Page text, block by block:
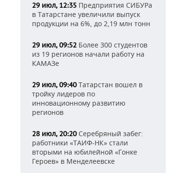
29 июл, 12:35 Предприятия СИБУРа
в Татарстане увеличили выпуск
продукции на 6%, до 2,19 млн тонн
29 июл, 09:52 Более 300 студентов
из 19 регионов начали работу на
КАМАЗе
29 июл, 09:40Татарстан вошел в
тройку лидеров по
инновационному развитию
регионов
28 июл, 20:20Серебряный забег:
работники «ТАИФ-НК» стали
вторыми на юбилейной «Гонке
Героев» в Менделеевске